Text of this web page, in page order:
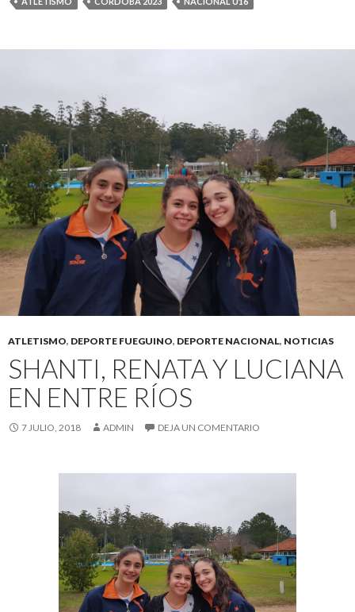
ATLETISMO, DEPORTE FUEGUINO, DEPORTE NACIONAL, NOTICIAS
SHANTI, RENATA Y LUCIANA
EN ENTRE RÍOS
7 JULIO, 2018 ADMIN DEJA UN COMENTARIO